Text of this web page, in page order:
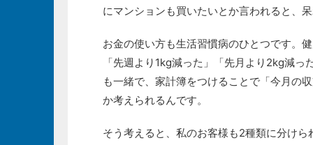
にマンションも買いたいとか言われると、
お金の使い方も生活習慣病のひとつです。
「先週より1kg減った」「先月より2kg減
も一緒で、家計簿をつけることで「今月の
か考えられるんです。
そう考えると、私のお客様も2種類に分け